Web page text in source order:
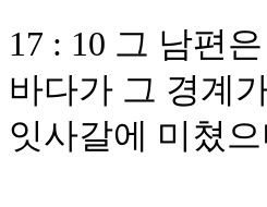
17 : 10 그 남편
바다가 그 경계
잇사갈에 미쳤으